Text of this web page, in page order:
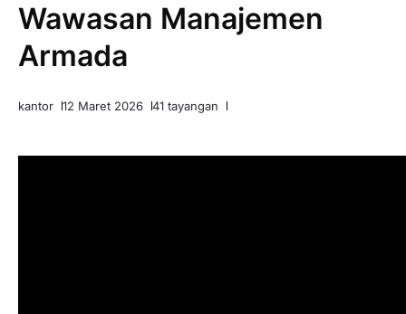
Wawasan Manajemen
Armada
kantor 12 Maret 2026 41 tayangan